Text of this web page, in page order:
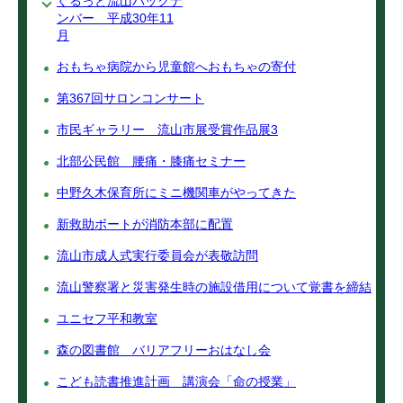
ンバー 平成30年11
月
おもちゃ病院から児童館へおもちゃの寄付
第367回サロンコンサート
市民ギャラリー 流山市展受賞作品展3
北部公民館 腰痛・膝痛セミナー
中野久木保育所にミニ機関車がやってきた
新救助ボートが消防本部に配置
流山市成人式実行委員会が表敬訪問
流山警察署と災害発生時の施設借用について覚書を締結
ユニセフ平和教室
森の図書館 バリアフリーおはなし会
こども読書推進計画 講演会「命の授業」